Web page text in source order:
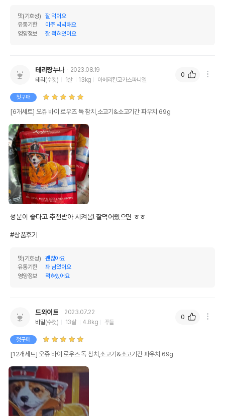
수입자를 함께 표기
AS책임자와 전화번호
유통기한
유통기한이 최소 2026.12.03이거나 그
이후인 상품이 출고됩니다.
맛(기호성)
잘 먹어요
유통기한
아주 넉넉해요
영양정보
잘 적혀있어요
테리짱누나
2023.08.19
테리(수컷) 1살 13kg 아메리칸코카스파니엘
첫구매
[6개세트] 오쥬 바이 로우즈 독 참치,소고기&소고기간 파우치 69g
성분이 좋다고 추천받아 시켜봄! 잘먹어줬으면 ㅎㅎ
#상품후기
맛(기호성)
괜찮아요
유통기한
꽤 남았어요
영양정보
적혀있어요
0
드와이트
2023.07.22
비밀(수컷) 13살 4.8kg 푸들
첫구매
[12개세트] 오쥬 바이 로우즈 독 참치,소고기&소고기간 파우치 69g
0